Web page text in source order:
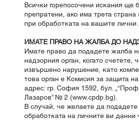
Всички горепосочени искания ще
препратени, ако има трета страна
при обработката на вашите лични
ИМАТЕ ПРАВО НА ЖАЛБА ДО
Имате право да подадете жалба
надзорния орган, когато счетете,
извършено нарушение, като
това орган е Комисия за защита
адрес: гр. София 1592, бул.
Лазаров” № 2 (www.cpdp.bg).
В случай, че желаете да
обработката на личните ви данни